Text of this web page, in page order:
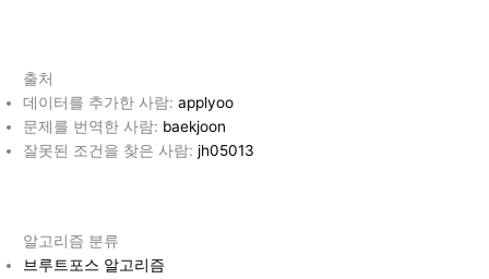
출처
데이터를 추가한 사람:applyoo
문제를 번역한 사람: baekjoon
잘못된 조건을 찾은 사람:jh05013
알고리즘 분류
브루트포스 알고리즘